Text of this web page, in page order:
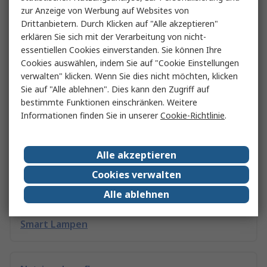
UVC-Lampen
LED-Lampen
Metallmaterialien
Smart Lampen
zur Anzeige von Werbung auf Websites von
Drittanbietern. Durch Klicken auf "Alle akzeptieren"
erklären Sie sich mit der Verarbeitung von nicht-
essentiellen Cookies einverstanden. Sie können Ihre
Cookies auswählen, indem Sie auf "Cookie Einstellungen
verwalten" klicken. Wenn Sie dies nicht möchten, klicken
Sie auf "Alle ablehnen". Dies kann den Zugriff auf
bestimmte Funktionen einschränken. Weitere
Informationen finden Sie in unsererCookie-Richtlinie.
Alle akzeptieren
Cookies verwalten
Alle ablehnen